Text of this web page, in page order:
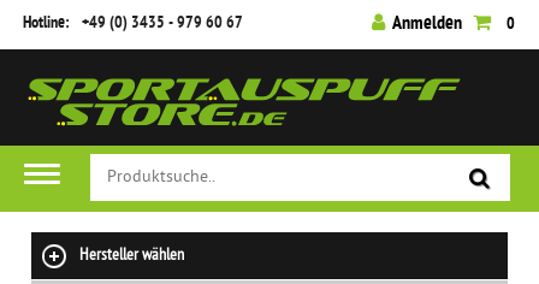
Hotline: +49 (0) 3435 - 979 60 67 Anmelden 0
Hersteller wählen